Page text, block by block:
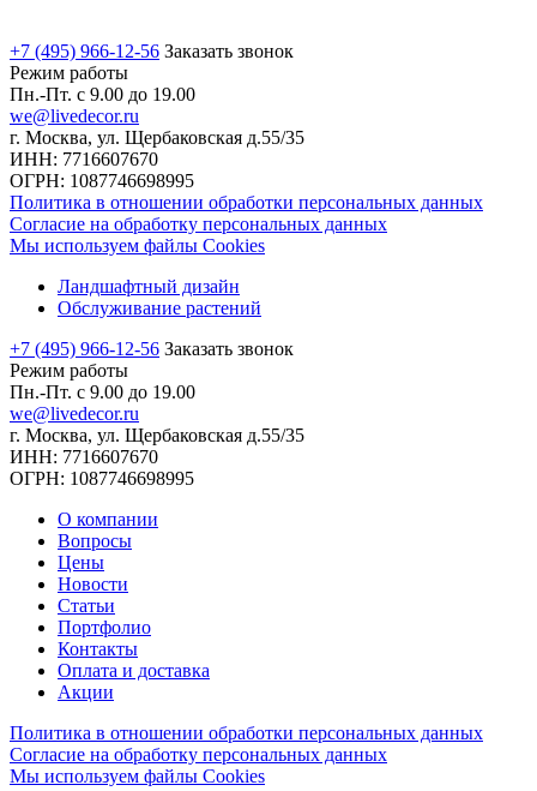
+7 (495) 966-12-56 Заказать звонок
Режим работы
Пн.-Пт. с 9.00 до 19.00
we@livedecor.ru
г. Москва, ул. Щербаковская д.55/35
ИНН: 7716607670
ОГРН: 1087746698995
Политика в отношении обработки персональных данных
Согласие на обработку персональных данных
Мы используем файлы Cookies
Ландшафтный дизайн
Обслуживание растений
+7 (495) 966-12-56 Заказать звонок
Режим работы
Пн.-Пт. с 9.00 до 19.00
we@livedecor.ru
г. Москва, ул. Щербаковская д.55/35
ИНН: 7716607670
ОГРН: 1087746698995
О компании
Вопросы
Цены
Новости
Статьи
Портфолио
Контакты
Оплата и доставка
Акции
Политика в отношении обработки персональных данных
Согласие на обработку персональных данных
Мы используем файлы Cookies